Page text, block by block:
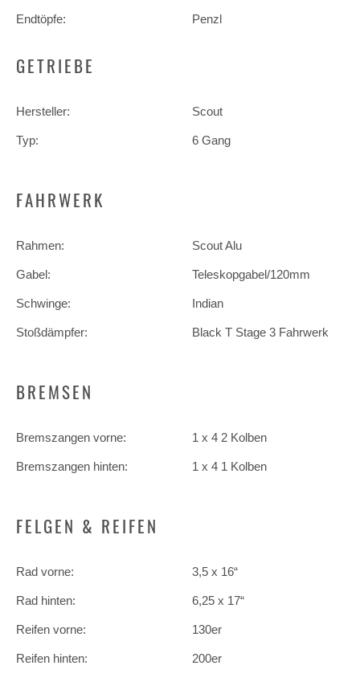
Endtöpfe: Penzl
GETRIEBE
Hersteller: Scout
Typ: 6 Gang
FAHRWERK
Rahmen: Scout Alu
Gabel: Teleskopgabel/120mm
Schwinge: Indian
Stoßdämpfer: Black T Stage 3 Fahrwerk
BREMSEN
Bremszangen vorne: 1 x 4 2 Kolben
Bremszangen hinten: 1 x 4 1 Kolben
FELGEN & REIFEN
Rad vorne: 3,5 x 16“
Rad hinten: 6,25 x 17“
Reifen vorne: 130er
Reifen hinten: 200er